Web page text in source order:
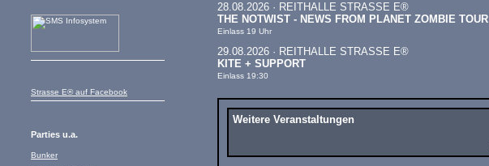
Strasse E® auf Facebook
Parties u.a.
Bunker
28.08.2026 · REITHALLE STRASSE E®
THE NOTWIST - NEWS FROM PLANET ZOMBIE TOUR
Einlass 19 Uhr
29.08.2026 · REITHALLE STRASSE E®
KITE + SUPPORT
Einlass 19:30
Weitere Veranstaltungen